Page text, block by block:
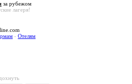
за рубежом
лагеря!
- Отелям